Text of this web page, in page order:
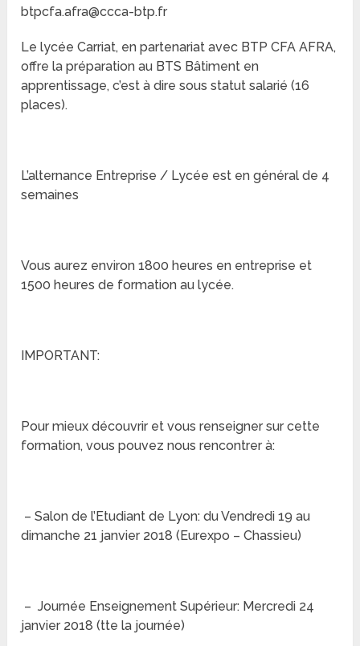
btpcfa.afra@ccca-btp.fr
Le lycée Carriat, en partenariat avec BTP CFA AFRA,
offre la préparation au BTS Bâtiment en
apprentissage, c’est à dire sous statut salarié (16
places).
L’alternance Entreprise / Lycée est en général de 4
semaines
Vous aurez environ 1800 heures en entreprise et
1500 heures de formation au lycée.
IMPORTANT:
Pour mieux découvrir et vous renseigner sur cette
formation, vous pouvez nous rencontrer à:
– Salon de l’Etudiant de Lyon: du Vendredi 19 au
dimanche 21 janvier 2018 (Eurexpo – Chassieu)
– Journée Enseignement Supérieur: Mercredi 24
janvier 2018 (tte la journée)